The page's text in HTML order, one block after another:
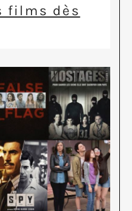
films dès